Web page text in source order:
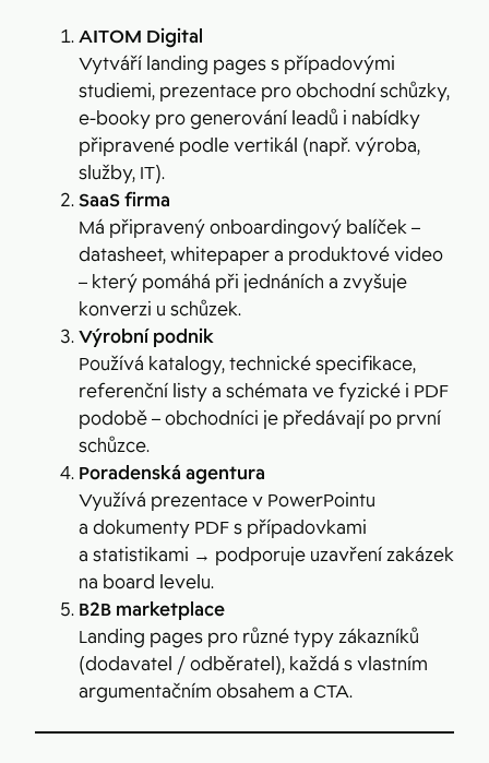
AITOM Digital
Vytváří landing pages s případovými
studiemi, prezentace pro obchodní schůzky,
e-booky pro generování leadů i nabídky
připravené podle vertikál (např. výroba,
služby, IT).
SaaS firma
Má připravený onboardingový balíček –
datasheet, whitepaper a produktové video
– který pomáhá při jednáních a zvyšuje
konverzi u schůzek.
Výrobní podnik
Používá katalogy, technické specifikace,
referenční listy a schémata ve fyzické i PDF
podobě – obchodníci je předávají po první
schůzce.
Poradenská agentura
Využívá prezentace v PowerPointu
a dokumenty PDF s případovkami
a statistikami → podporuje uzavření zakázek
na board levelu.
B2B marketplace
Landing pages pro různé typy zákazníků
(dodavatel / odběratel), každá s vlastním
argumentačním obsahem a CTA.